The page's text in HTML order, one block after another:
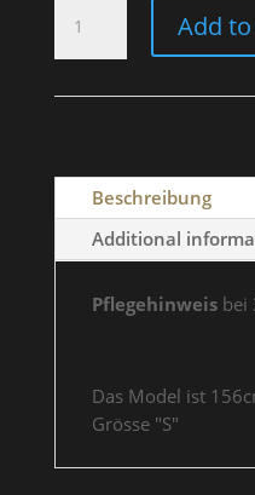
SHIRT
"OLD
WOMEN
QUANTITY
Add
Beschreibung
Additional
Pflegehinweis bei
Das Model ist
Grösse "S"